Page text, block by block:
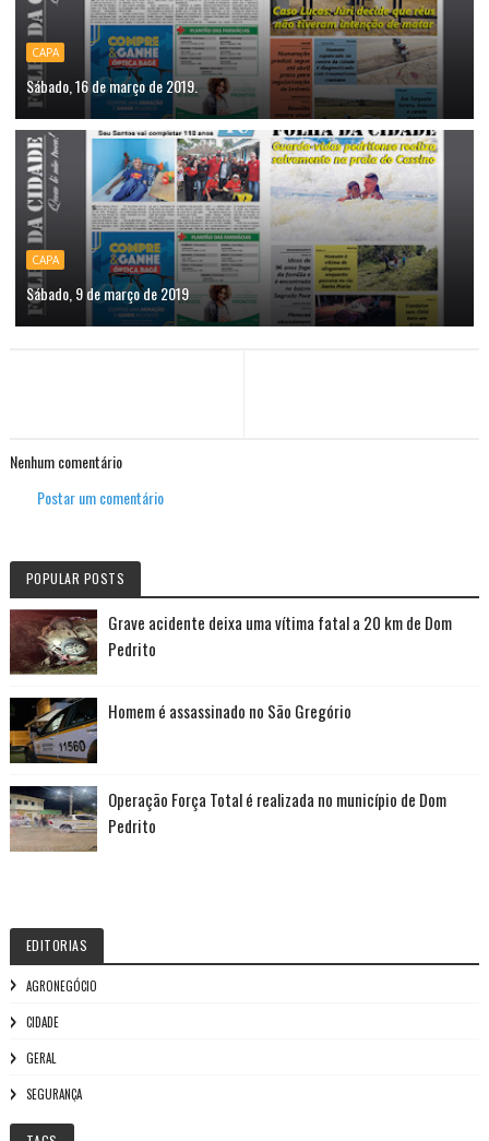
CAPA
Sábado, 16 de março de 2019.
CAPA
Sábado, 9 de março de 2019
Nenhum comentário
Postar um comentário
POPULAR POSTS
Grave acidente deixa uma vítima fatal a 20 km de Dom
Pedrito
Homem é assassinado no São Gregório
Operação Força Total é realizada no município de Dom
Pedrito
EDITORIAS
AGRONEGÓCIO
CIDADE
GERAL
SEGURANÇA